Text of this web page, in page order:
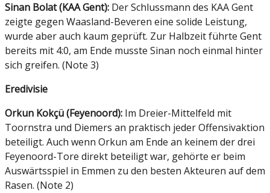
Sinan Bolat (KAA Gent): Der Schlussmann des KAA Gent
zeigte gegen Waasland-Beveren eine solide Leistung,
wurde aber auch kaum geprüft. Zur Halbzeit führte Gent
bereits mit 4:0, am Ende musste Sinan noch einmal hinter
sich greifen. (Note 3)
Eredivisie
Orkun Kokçü (Feyenoord): Im Dreier-Mittelfeld mit
Toornstra und Diemers an praktisch jeder Offensivaktion
beteiligt. Auch wenn Orkun am Ende an keinem der drei
Feyenoord-Tore direkt beteiligt war, gehörte er beim
Auswärtsspiel in Emmen zu den besten Akteuren auf dem
Rasen. (Note 2)